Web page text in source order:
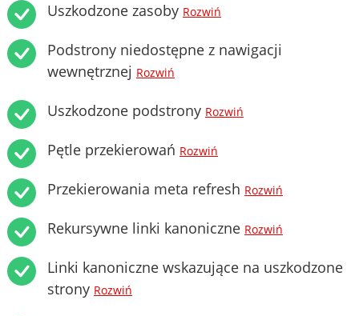
Uszkodzone zasoby Rozwiń
Podstrony niedostępne z nawigacji
wewnętrznej Rozwiń
Uszkodzone podstrony Rozwiń
Pętle przekierowań Rozwiń
Przekierowania meta refresh Rozwiń
Rekursywne linki kanoniczne Rozwiń
Linki kanoniczne wskazujące na uszkodzone
strony Rozwiń